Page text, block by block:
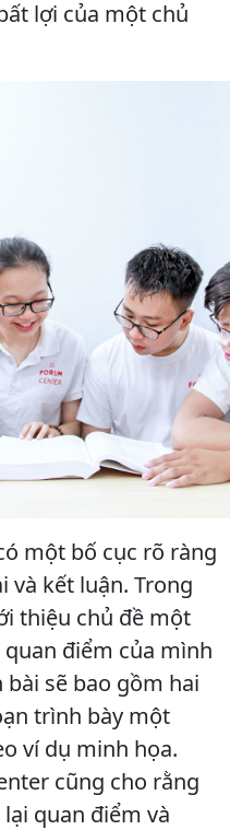
lợi của một chủ
một bố cục rõ ràng
và kết luận. Trong
thiệu chủ đề một
điểm của mình
bài sẽ bao gồm hai
trình bày một
ví dụ minh họa.
cũng cho rằng
quan điểm và